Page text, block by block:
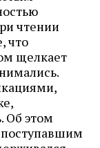
чтении
что
щелкает
Об этом